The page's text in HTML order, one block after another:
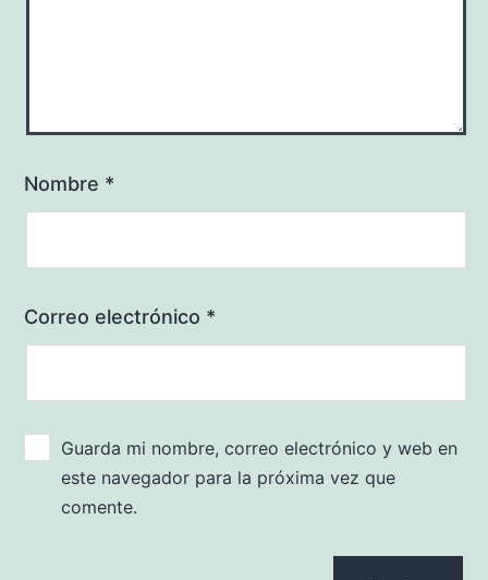
Nombre *
Correo electrónico *
Guarda mi nombre, correo electrónico y web en
este navegador para la próxima vez que
comente.